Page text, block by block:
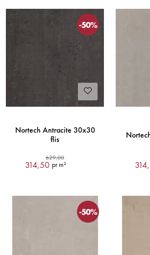
-50%
Nortech Antracite 30x30
flis
629,00
314,50 pr m²
-50%